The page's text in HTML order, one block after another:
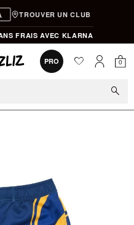
TROUVER UN CLUB
FRAIS AVEC KLARNA
PRO favorite0
0
search